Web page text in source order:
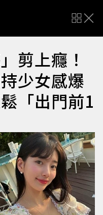
剪上癮！
少女感爆
「出門前1